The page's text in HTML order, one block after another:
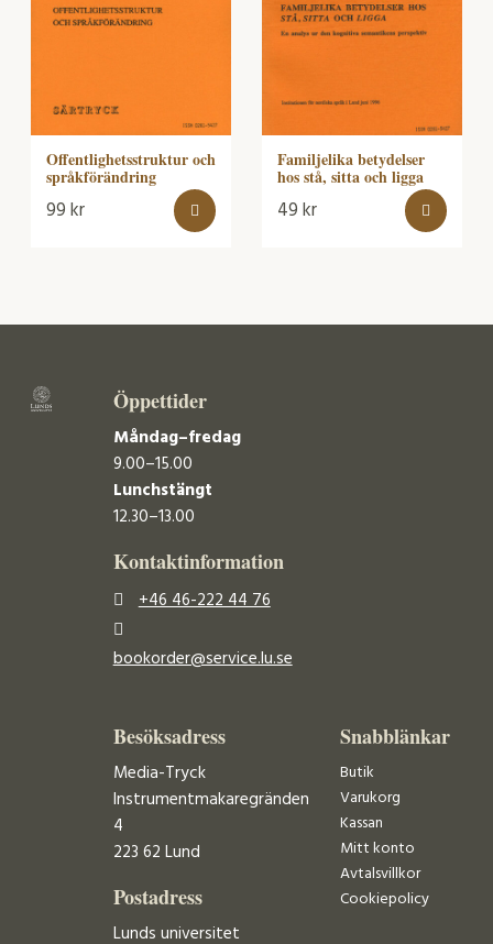
Offentlighetsstruktur och
språkförändring
99kr
Familjelika betydelser
hos stå, sitta och ligga
49kr
Öppettider
Måndag–fredag
9.00–15.00
Lunchstängt
12.30–13.00
Kontaktinformation
+46 46-222 44 76
bookorder@service.lu.se
Besöksadress
Media-Tryck
Instrumentmakaregränden
4
223 62 Lund
Postadress
Lunds universitet
Snabblänkar
Butik
Varukorg
Kassan
Mitt konto
Avtalsvillkor
Cookiepolicy